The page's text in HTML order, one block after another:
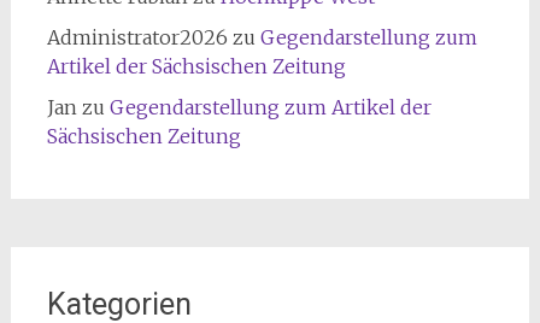
Administrator2026 zu Gegendarstellung zum
Artikel der Sächsischen Zeitung
Janzu Gegendarstellung zum Artikel der
Sächsischen Zeitung
Kategorien